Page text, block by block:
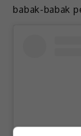
babak-babak